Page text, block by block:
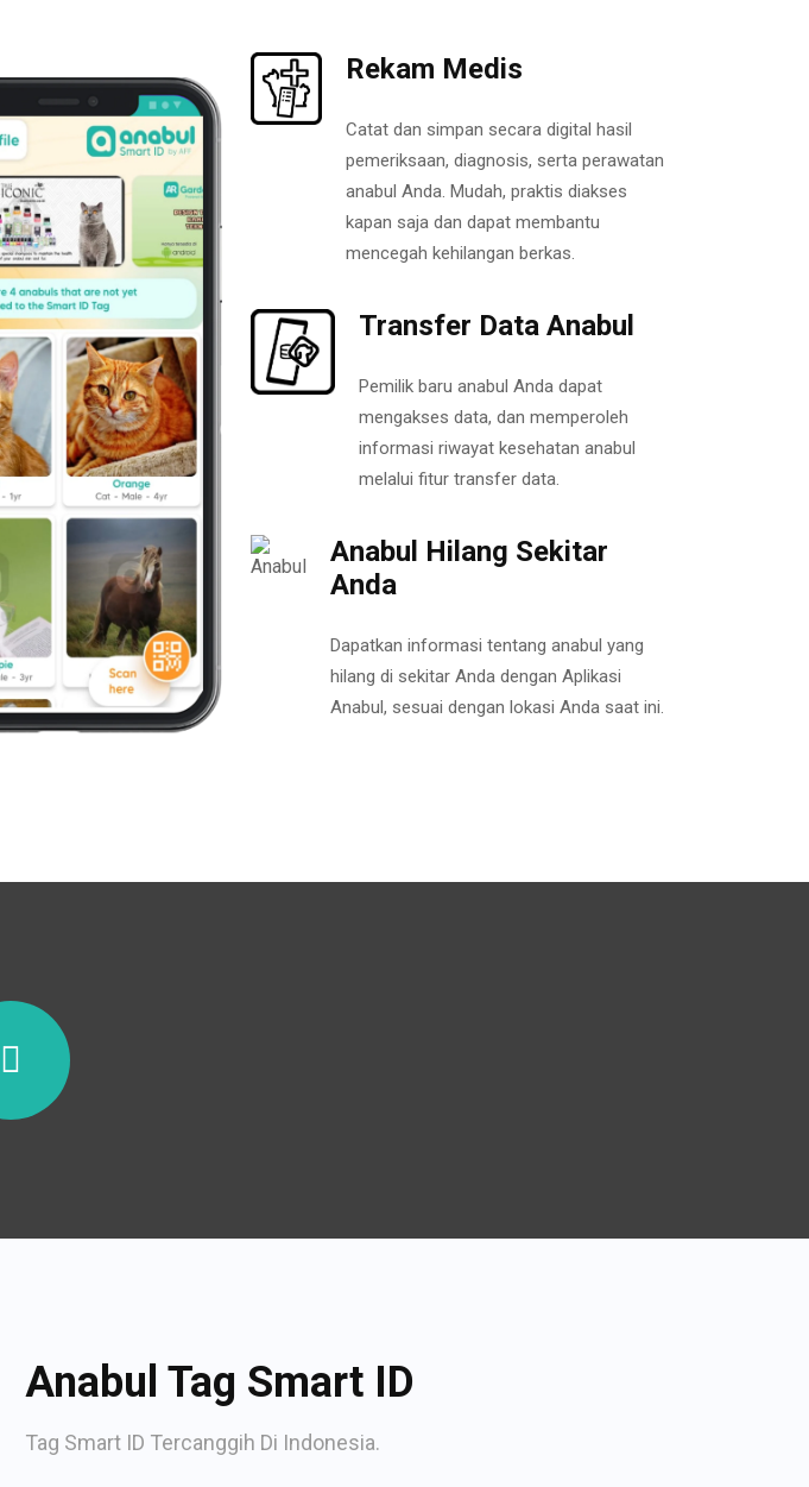
Rekam Medis
Catat dan simpan secara digital hasil
pemeriksaan, diagnosis, serta perawatan
anabul Anda. Mudah, praktis diakses
kapan saja dan dapat membantu
mencegah kehilangan berkas.
Transfer Data Anabul
Pemilik baru anabul Anda dapat
mengakses data, dan memperoleh
informasi riwayat kesehatan anabul
melalui fitur transfer data.
Anabul Hilang Sekitar
Anda
Dapatkan informasi tentang anabul yang
hilang di sekitar Anda dengan Aplikasi
Anabul, sesuai dengan lokasi Anda saat ini.
Anabul Tag Smart ID
Tag Smart ID Tercanggih Di Indonesia.